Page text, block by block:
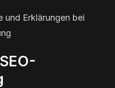
und Erklärungen bei